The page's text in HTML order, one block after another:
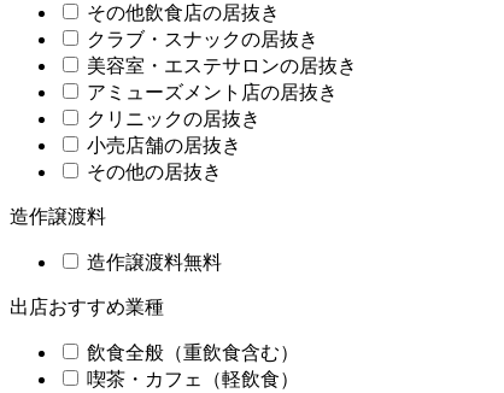
その他飲食店の居抜き
クラブ・スナックの居抜き
美容室・エステサロンの居抜き
アミューズメント店の居抜き
クリニックの居抜き
小売店舗の居抜き
その他の居抜き
造作譲渡料
造作譲渡料無料
出店おすすめ業種
飲食全般（重飲食含む）
喫茶・カフェ（軽飲食）